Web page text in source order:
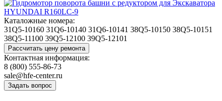
Каталожные номера:
31Q5-10160 31Q6-10140 31Q6-10141 38Q5-10150 38Q5-10151
38Q5-11100 39Q5-12100 39Q5-12101
Контактная информация:
8 (800) 555-86-73
sale@hfe-center.ru